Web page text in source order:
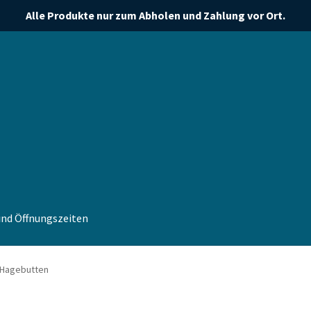
Alle Produkte nur zum Abholen und Zahlung vor Ort.
Öffnungszeiten
Porigami